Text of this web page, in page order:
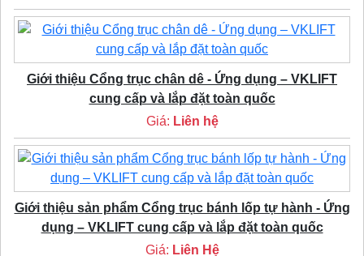
Giới thiệu Cổng trục chân dê - Ứng dụng – VKLIFT
cung cấp và lắp đặt toàn quốc
Giá: Liên hệ
Giới thiệu sản phẩm Cổng trục bánh lốp tự hành - Ứng
dụng – VKLIFT cung cấp và lắp đặt toàn quốc
Giá: Liên Hệ